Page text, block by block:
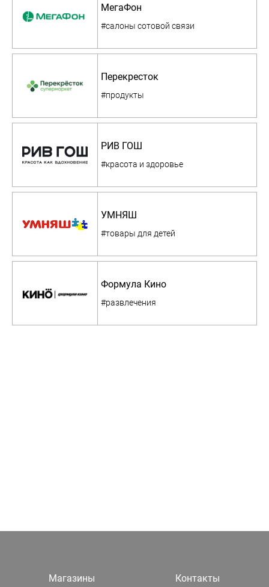
МегаФон
#салоны сотовой связи
Перекресток
#продукты
РИВ ГОШ
#красота и здоровье
УМНЯШ
#товары для детей
Формула Кино
#развлечения
Магазины
Контакты